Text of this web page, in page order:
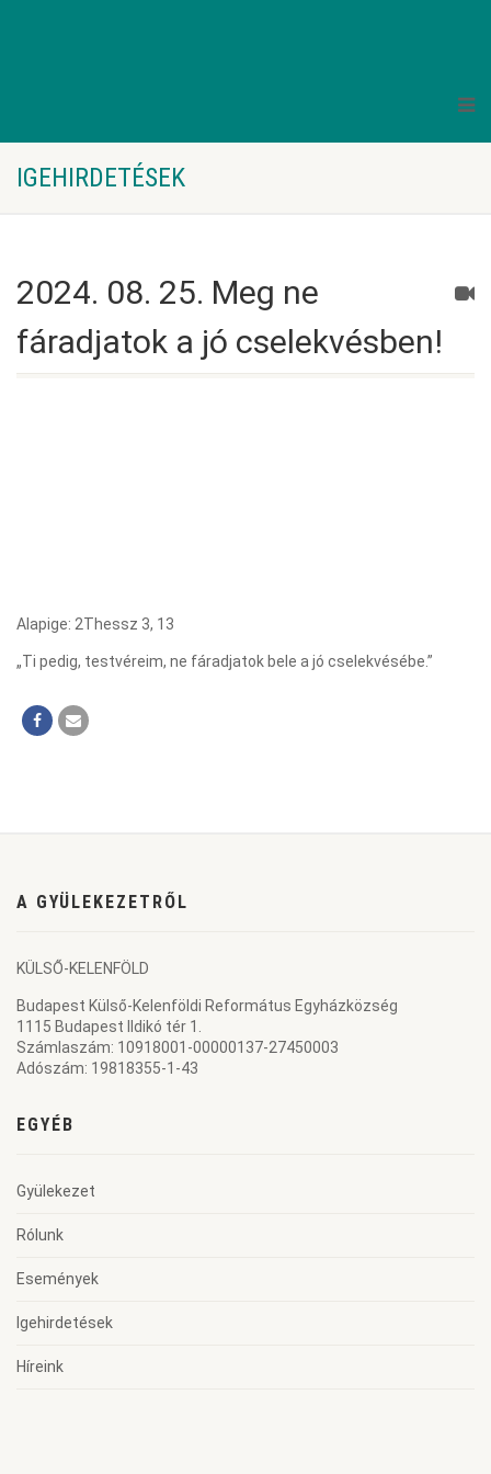
IGEHIRDETÉSEK
2024. 08. 25. Meg ne
fáradjatok a jó cselekvésben!
Alapige: 2Thessz 3, 13
„Ti pedig, testvéreim, ne fáradjatok bele a jó cselekvésébe.”
A GYÜLEKEZETRŐL
KÜLSŐ-KELENFÖLD
Budapest Külső-Kelenföldi Református Egyházközség
1115 Budapest Ildikó tér 1.
Számlaszám: 10918001-00000137-27450003
Adószám: 19818355-1-43
EGYÉB
Gyülekezet
Rólunk
Események
Igehirdetések
Híreink